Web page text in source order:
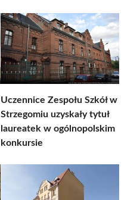
Uczennice Zespołu Szkół w
Strzegomiu uzyskały tytuł
laureatek w ogólnopolskim
konkursie